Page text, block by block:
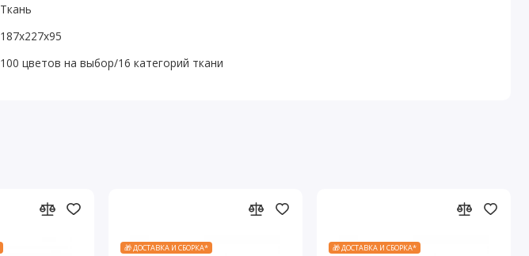
Ткань
187x227x95
100 цветов на выбор/16 категорий ткани
🎁 ДОСТАВКА И СБОРКА* 🎁 ДОСТАВКА И СБОРКА*